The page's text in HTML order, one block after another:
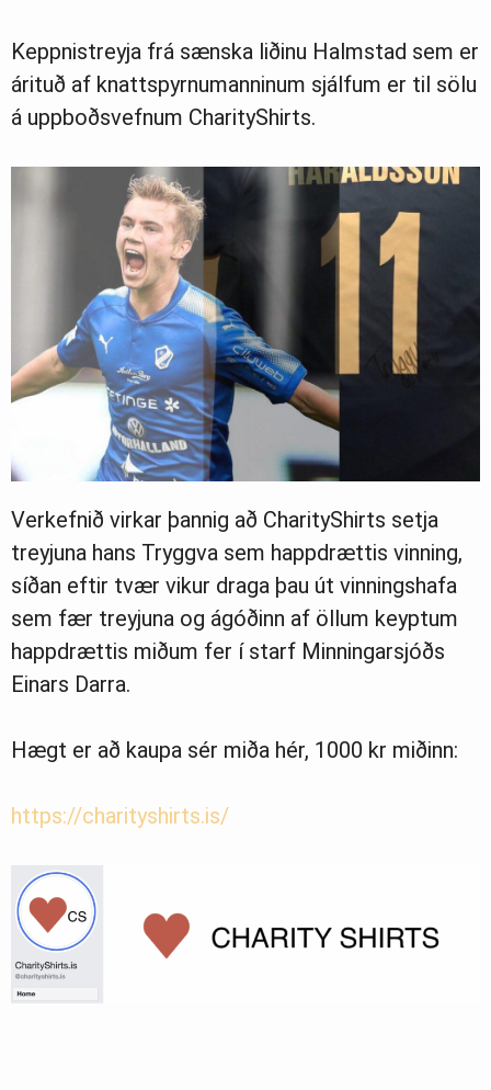
Keppnistreyja frá sænska liðinu Halmstad sem er
árituð af knattspyrnumanninum sjálfum er til sölu
á uppboðsvefnum CharityShirts.
Verkefnið virkar þannig að CharityShirts setja
treyjuna hans Tryggva sem happdrættis vinning,
síðan eftir tvær vikur draga þau út vinningshafa
sem fær treyjuna og ágóðinn af öllum keyptum
happdrættis miðum fer í starf Minningarsjóðs
Einars Darra.
Hægt er að kaupa sér miða hér, 1000 kr miðinn:
https://charityshirts.is/